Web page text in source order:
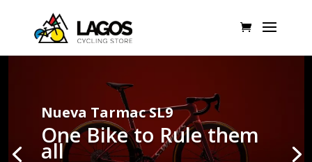
Nueva Tarmac SL9
One Bike to Rule them
all